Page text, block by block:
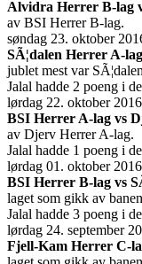
Alvidra Herrer B-lag
av BSI Herrer B-lag.
søndag 23. oktober
SÃ¦dalen Herrer A-
jublet mest var
Jalal hadde 2 poeng i
lørdag 22. oktober 2016
BSI Herrer A-lag vs
av Djerv Herrer A-lag.
Jalal hadde 1 poeng i
lørdag 01. oktober 2016
BSI Herrer B-lag vs
laget som gikk av
Jalal hadde 3 poeng i
lørdag 24. september
Fjell-Kam Herrer C-